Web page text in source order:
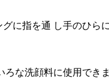
に指を通 し手のひ
な洗顔料に使用でき